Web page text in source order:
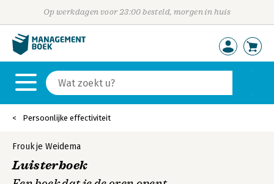
Op werkdagen voor 23:00 besteld, morgen in huis
Persoonlijke effectiviteit
Froukje Weidema
Luisterboek